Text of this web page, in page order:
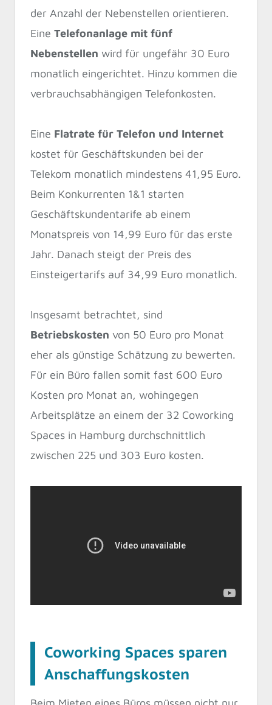
der Anzahl der Nebenstellen orientieren.
Eine Telefonanlage mit fünf
Nebenstellen wird für ungefähr 30 Euro
monatlich eingerichtet. Hinzu kommen die
verbrauchsabhängigen Telefonkosten.
Eine Flatrate für Telefon und Internet
kostet für Geschäftskunden bei der
Telekom monatlich mindestens 41,95 Euro.
Beim Konkurrenten 1&1 starten
Geschäftskundentarife ab einem
Monatspreis von 14,99 Euro für das erste
Jahr. Danach steigt der Preis des
Einsteigertarifs auf 34,99 Euro monatlich.
Insgesamt betrachtet, sind
Betriebskosten von 50 Euro pro Monat
eher als günstige Schätzung zu bewerten.
Für ein Büro fallen somit fast 600 Euro
Kosten pro Monat an, wohingegen
Arbeitsplätze an einem der 32 Coworking
Spaces in Hamburg durchschnittlich
zwischen 225 und 303 Euro kosten.
Coworking Spaces sparen
Anschaffungskosten